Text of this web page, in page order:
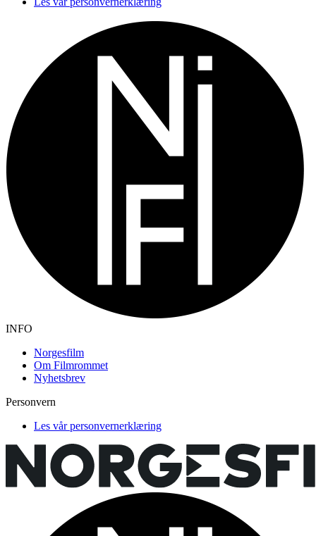
INFO
Norgesfilm
Om Filmrommet
Nyhetsbrev
Personvern
Les vår personvernerklæring